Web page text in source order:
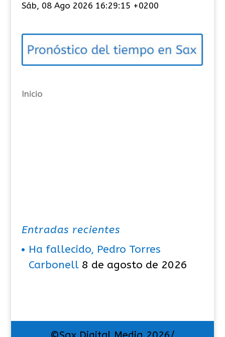
e
o
í
s
Sáb, 08 Ago 2026 16:29:16 +0200
Inicio
Entradas recientes
Ha fallecido, Pedro Torres
Carbonell 8 de agosto de 2026